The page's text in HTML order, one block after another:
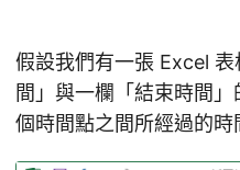
假設我們有一張 Excel
間」與一欄「結束時間
個時間點之間所經過的時